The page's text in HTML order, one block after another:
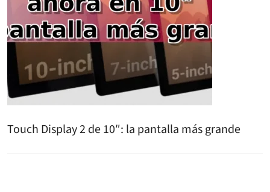
Touch Display 2 de 10″: la pantalla más grande